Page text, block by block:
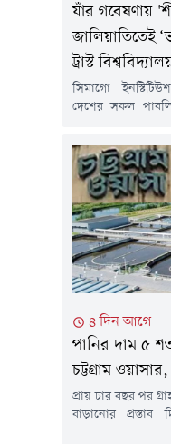
যাঁর গবেষণায়
জালিয়াতিতেই
ট্রাস্ট
সিমাগো
দেশের সকল
বিজিসি ট্রাস্ট
সাফল্যের মূল কারিগর
প্রশাসন
দিয়েছিল, সেই
বিভাগের শিক্ষক
গবেষণা নিবন্ধ...
৪ দিন আগে
পানির দাম ৫
চট্টগ্রাম ওয়াসার,
প্রায় চার বছর পর
বাড়ানোর প্রস্তাব